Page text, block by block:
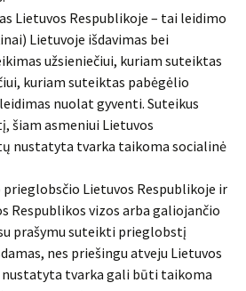
Lietuvos Respublikoje – tai leidimo
Lietuvoje išdavimas bei
užsieniečiui, kuriam suteiktas
kuriam suteiktas pabėgėlio
nuolat gyventi. Suteikus
šiam asmeniui Lietuvos
nustatyta tvarka taikoma socialinė
Lietuvos Respublikoje ir
Respublikos vizos arba galiojančio
prašymu suteikti prieglobstį
nes priešingu atveju Lietuvos
tvarka gali būti taikoma